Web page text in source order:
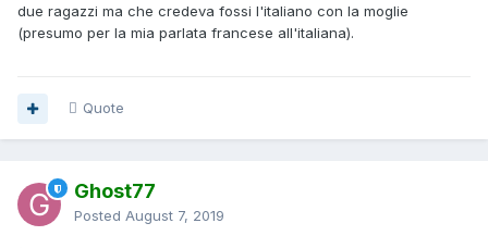
due ragazzi ma che credeva fossi l'italiano con la moglie
(presumo per la mia parlata francese all'italiana).
Quote
Ghost77
Posted August 7, 2019